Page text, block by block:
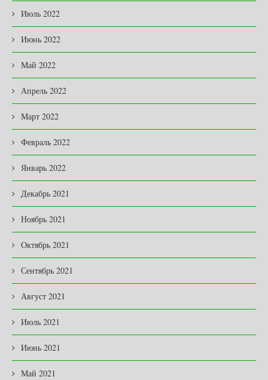
Июль 2022
Июнь 2022
Май 2022
Апрель 2022
Март 2022
Февраль 2022
Январь 2022
Декабрь 2021
Ноябрь 2021
Октябрь 2021
Сентябрь 2021
Август 2021
Июль 2021
Июнь 2021
Май 2021